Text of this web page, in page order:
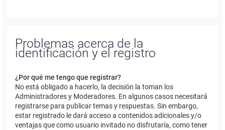
Problemas acerca de la
identificación y el registro
¿Por qué me tengo que registrar?
No está obligado a hacerlo, la decisión la toman los
Administradores y Moderadores. En algunos casos necesitará
registrarse para publicar temas y respuestas. Sin embargo,
estar registrado le dará acceso a contenidos adicionales y/o
ventajas que como usuario invitado no disfrutaría, como tener